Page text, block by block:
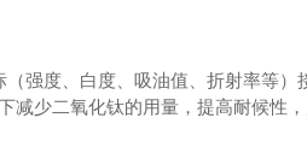
强度、白度、吸油值、折射率等
减少二氧化钛的用量，提高耐候性